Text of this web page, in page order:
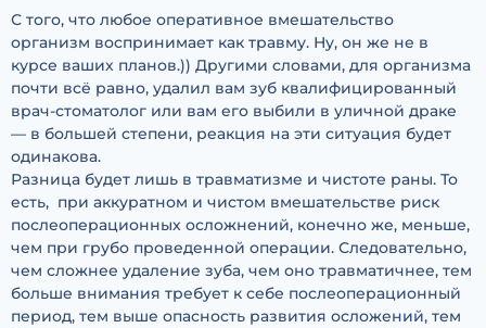
С того, что любое оперативное вмешательство
организм воспринимает как травму. Ну, он же не в
курсе ваших планов.)) Другими словами, для организма
почти всё равно, удалил вам зуб квалифицированный
врач-стоматолог или вам его выбили в уличной драке
— в большей степени, реакция на эти ситуация будет
одинакова.
Разница будет лишь в травматизме и чистоте раны. То
есть, при аккуратном и чистом вмешательстве риск
послеоперационных осложнений, конечно же, меньше,
чем при грубо проведенной операции. Следовательно,
чем сложнее удаление зуба, чем оно травматичнее, тем
больше внимания требует к себе послеоперационный
период, тем выше опасность развития осложений, тем